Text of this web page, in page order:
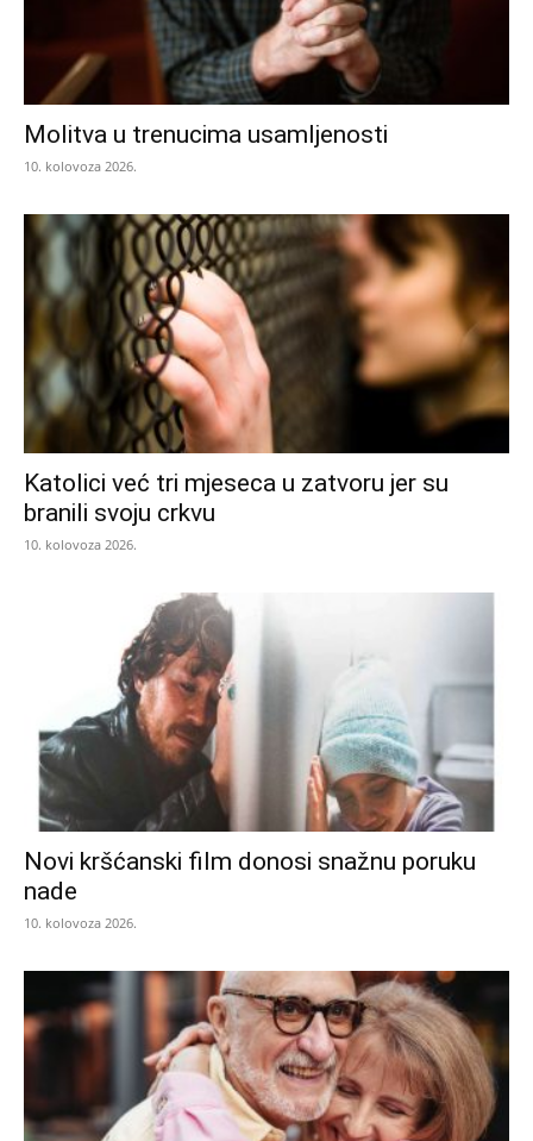
Molitva u trenucima usamljenosti
10. kolovoza 2026.
Katolici već tri mjeseca u zatvoru jer su
branili svoju crkvu
10. kolovoza 2026.
Novi kršćanski film donosi snažnu poruku
nade
10. kolovoza 2026.